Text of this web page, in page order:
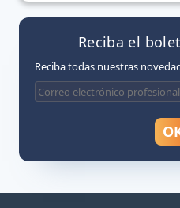
Reciba el
Reciba todas nuestras